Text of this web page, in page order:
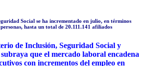
Social se ha incrementado en julio, en términos
hasta un total de 20.111.141 afiliados
de Inclusión, Seguridad Social y
que el mercado laboral encadena
con incrementos del empleo en